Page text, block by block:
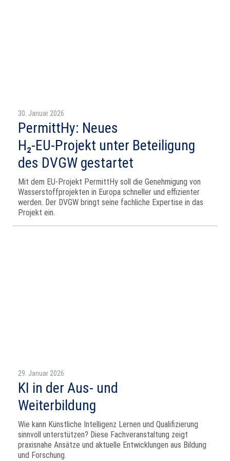
30. Januar 2026
PermittHy: Neues
H₂‑EU‑Projekt unter Beteiligung
des DVGW gestartet
Mit dem EU‑Projekt PermittHy soll die Genehmigung von
Wasserstoffprojekten in Europa schneller und effizienter
werden. Der DVGW bringt seine fachliche Expertise in das
Projekt ein.
29. Januar 2026
KI in der Aus- und
Weiterbildung
Wie kann Künstliche Intelligenz Lernen und Qualifizierung
sinnvoll unterstützen? Diese Fachveranstaltung zeigt
praxisnahe Ansätze und aktuelle Entwicklungen aus Bildung
und Forschung.